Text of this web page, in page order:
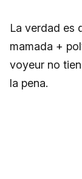
La verdad es
mamada +
voyeur no
la pena.